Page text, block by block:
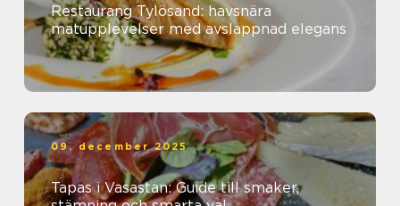
Restaurang Tylösand: havsnära
matupplevelser med avslappnad elegans
09. december 2025
Tapas i Vasastan: Guide till smaker,